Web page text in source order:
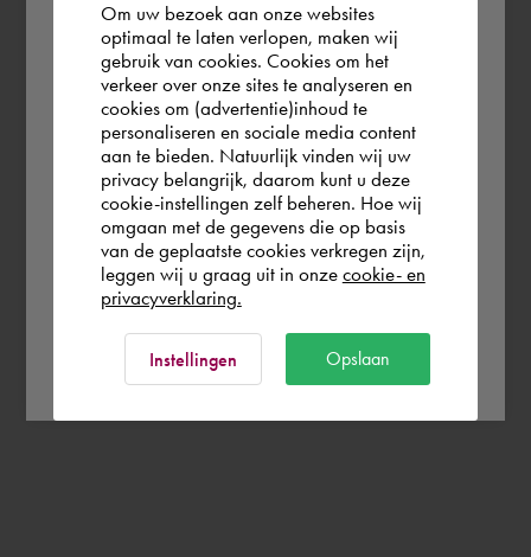
According to us you are situated in Rest of
the world. Please confirm in which country
you wish to shop.
España
Rest of the world
Om uw bezoek aan onze websites
optimaal te laten verlopen, maken wij
gebruik van cookies. Cookies om het
verkeer over onze sites te analyseren en
cookies om (advertentie)inhoud te
personaliseren en sociale media content
aan te bieden. Natuurlijk vinden wij uw
privacy belangrijk, daarom kunt u deze
cookie-instellingen zelf beheren. Hoe wij
omgaan met de gegevens die op basis
van de geplaatste cookies verkregen zijn,
leggen wij u graag uit in onze cookie- en
privacyverklaring.
Instellingen Opslaan